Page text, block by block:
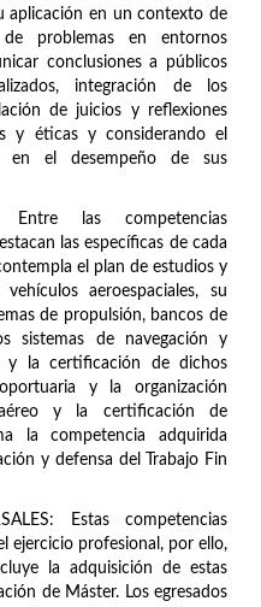
aplicación en un contexto de
problemas en entornos
conclusiones a públicos
integración de los
de juicios y reflexiones
y éticas y considerando el
en el desempeño de sus
Entre las competencias
las específicas de cada
el plan de estudios y
aeroespaciales, su
de propulsión, bancos de
sistemas de navegación y
y la certificación de dichos
y la organización
y la certificación de
la competencia adquirida
y defensa del Trabajo Fin
Estas competencias
ejercicio profesional, por ello,
la adquisición de estas
de Máster. Los egresados